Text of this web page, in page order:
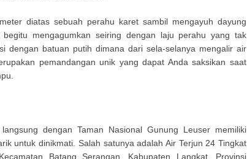
diatas sebuah perahu karet sambil mengayuh dayung
mengagumkan seiring dengan laju perahu yang tak
dengan batuan putih dimana dari sela-selanya mengalir air
pemandangan unik yang dapat Anda saksikan saat
dengan Taman Nasional Gunung Leuser memiliki
untuk dinikmati. Salah satunya adalah Air Terjun 24 Tingkat
Batang Serangan, Kabupaten Langkat, Provinsi